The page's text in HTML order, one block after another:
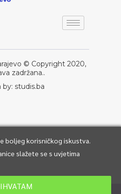
© Copyright 2020,
zadržana..
by: studis.ba
boljeg korisničkog iskustva.
slažete se s uvjetima